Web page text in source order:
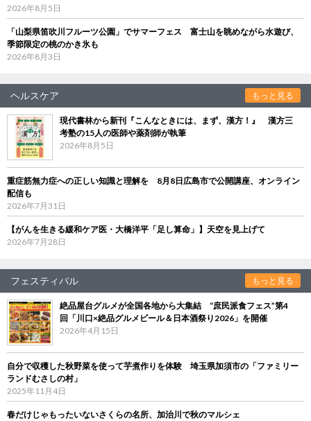
2026年8月5日
「山梨県笛吹川フルーツ公園」でサマーフェス 富士山を眺めながら水遊び、
季節限定の桃のかき氷も
2026年8月3日
ヘルスケア もっと見る
現代書林から新刊『こんなときには、まず、漢方！』 漢方三
考塾の15人の医師や薬剤師が執筆
2026年8月5日
重症筋無力症への正しい知識と理解を 8月8日広島市で公開講座、オンライン
配信も
2026年7月31日
【がんを生きる緩和ケア医・大橋洋平「足し算命」】天空を見上げて
2026年7月28日
フェスティバル もっと見る
絶品屋台グルメが全国各地から大集結 “庶民派食フェス”第4
回「川口×絶品グルメビール＆日本酒祭り2026」を開催
2026年4月15日
自分で収穫した秋野菜を使って芋煮作りを体験 埼玉県加須市の「ファミリー
ランドむさしの村」
2025年11月4日
春だけじゃもったいないさくらの名所、加治川で秋のマルシェ